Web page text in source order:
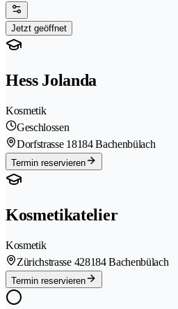
Jetzt geöffnet
Hess Jolanda
Kosmetik
Geschlossen
Dorfstrasse 18184 Bachenbülach
Termin reservieren
Kosmetikatelier
Kosmetik
Zürichstrasse 428184 Bachenbülach
Termin reservieren